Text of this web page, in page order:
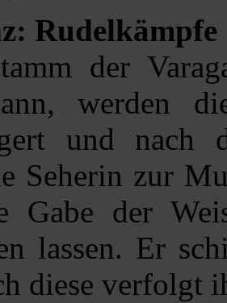
Rudelkämpfe
der
werden
und nach
Seherin zur
Gabe der
lassen. Er
diese verfolgt